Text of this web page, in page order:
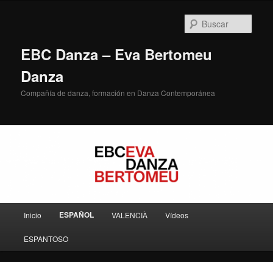
EBC Danza – Eva Bertomeu
Danza
Compañía de danza, formación en Danza Contemporánea
Inicio ESPAÑOL VALENCIÀ Vídeos
ESPANTOSO